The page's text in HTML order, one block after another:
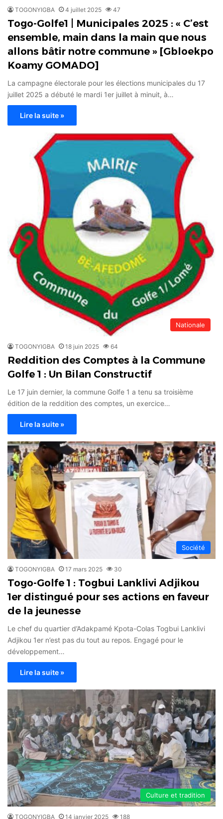
TOGONYIGBA 4 juillet 2025 47
Togo-Golfe1 | Municipales 2025 : « C’est
ensemble, main dans la main que nous
allons bâtir notre commune » [Gbloekpo
Koamy GOMADO]
La campagne électorale pour les élections municipales du 17
juillet 2025 a débuté le mardi 1er juillet à minuit, à…
Lire la suite »
Nationale
TOGONYIGBA 18 juin 2025 64
Reddition des Comptes à la Commune
Golfe 1 : Un Bilan Constructif
Le 17 juin dernier, la commune Golfe 1 a tenu sa troisième
édition de la reddition des comptes, un exercice…
Lire la suite »
Société
TOGONYIGBA 17 mars 2025 30
Togo-Golfe 1 : Togbui Lanklivi Adjikou
1er distingué pour ses actions en faveur
de la jeunesse
Le chef du quartier d’Adakpamé Kpota-Colas Togbui Lanklivi
Adjikou 1er n’est pas du tout au repos. Engagé pour le
développement…
Lire la suite »
Culture et tradition
TOGONYIGBA 14 janvier 2025 188